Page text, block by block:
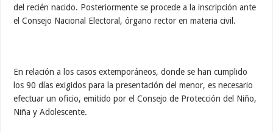
del recién nacido. Posteriormente se procede a la inscripción ante
el Consejo Nacional Electoral, órgano rector en materia civil.
En relación a los casos extemporáneos, donde se han cumplido
los 90 días exigidos para la presentación del menor, es necesario
efectuar un oficio, emitido por el Consejo de Protección del Niño,
Niña y Adolescente.